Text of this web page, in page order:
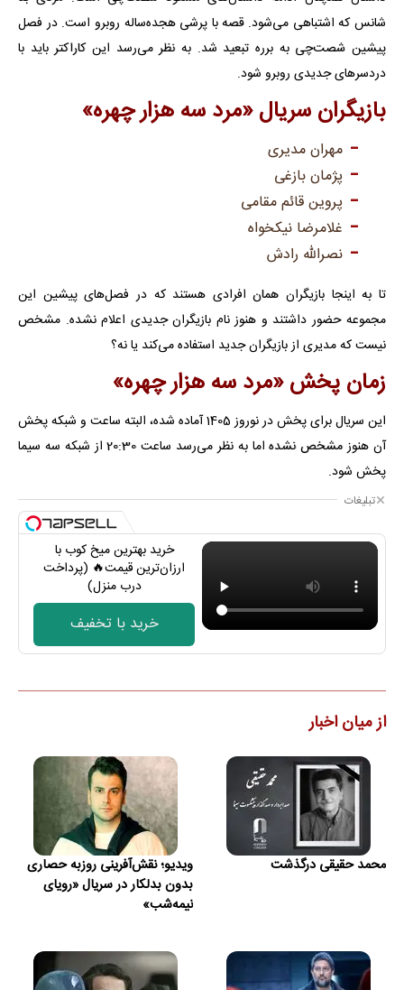
شانس که اشتباهی می‌شود. قصه با پرشی هجده‌ساله روبرو است. در فصل
پیشین شصت‌چی به برره تبعید شد. به نظر می‌رسد این کاراکتر باید با
دردسرهای جدیدی روبرو شود.
بازیگران سریال «مرد سه هزار چهره»
مهران مدیری
پژمان بازغی
پروین قائم مقامی
غلامرضا نیکخواه
نصرالله رادش
تا به اینجا بازیگران همان افرادی هستند که در فصل‌های پیشین این
مجموعه حضور داشتند و هنوز نام بازیگران جدیدی اعلام نشده. مشخص
نیست که مدیری از بازیگران جدید استفاده می‌کند یا نه؟
زمان پخش «مرد سه هزار چهره»
این سریال برای پخش در نوروز 1405 آماده شده، البته ساعت و شبکه پخش
آن هنوز مشخص نشده اما به نظر می‌رسد ساعت 20:30 از شبکه سه سیما
پخش شود.
تبلیغات
خرید بهترین میخ کوب با
ارزان‌ترین قیمت🔥 (پرداخت
درب منزل)
خرید با تخفیف
از میان اخبار
محمد حقیقی درگذشت
ویدیو؛ نقش‌آفرینی روزبه حصاری
بدون بدلکار در سریال «رویای
نیمه‌شب»